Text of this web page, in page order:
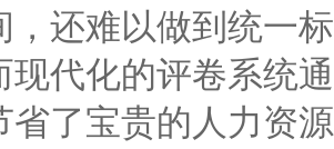
，还难以做到统一
现代化的评卷系统
省了宝贵的人力资